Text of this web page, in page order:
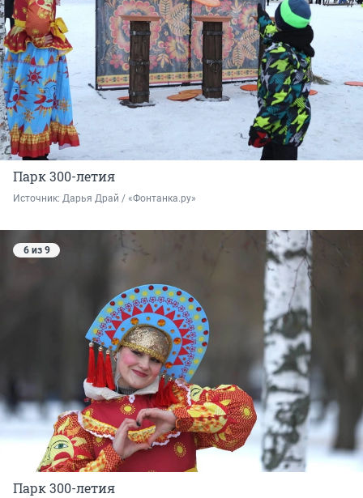
Парк 300-летия
Источник: Дарья Драй / «Фонтанка.ру»
6 из 9
Парк 300-летия